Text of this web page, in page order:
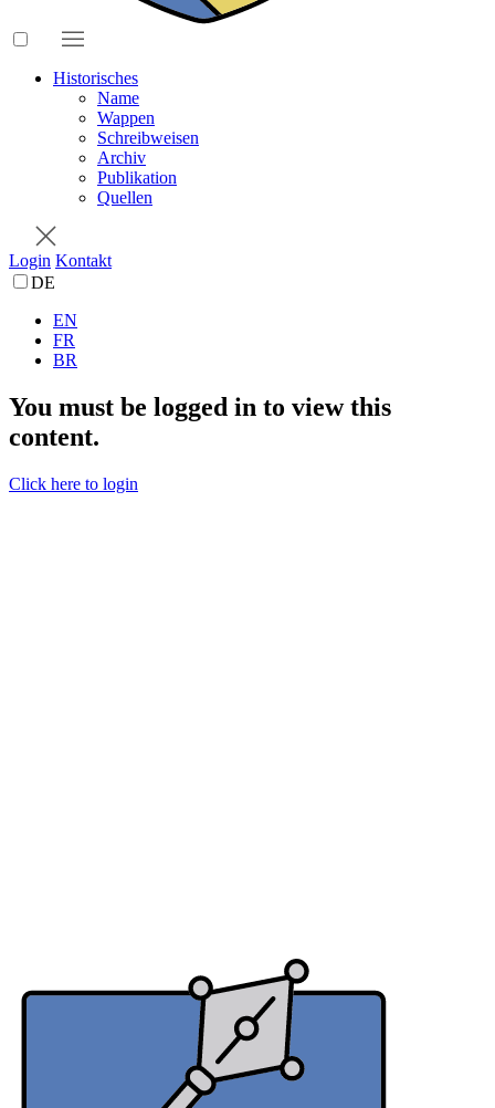
Historisches
Name
Wappen
Schreibweisen
Archiv
Publikation
Quellen
Login Kontakt
DE
EN
FR
BR
You must be logged in to view this
content.
Click here to login